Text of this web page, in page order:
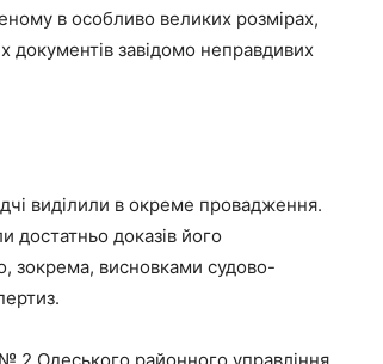
в особливо великих розмірах,
документів завідомо неправдивих
виділили в окреме провадження.
достатньо доказів його
зокрема, висновками судово-